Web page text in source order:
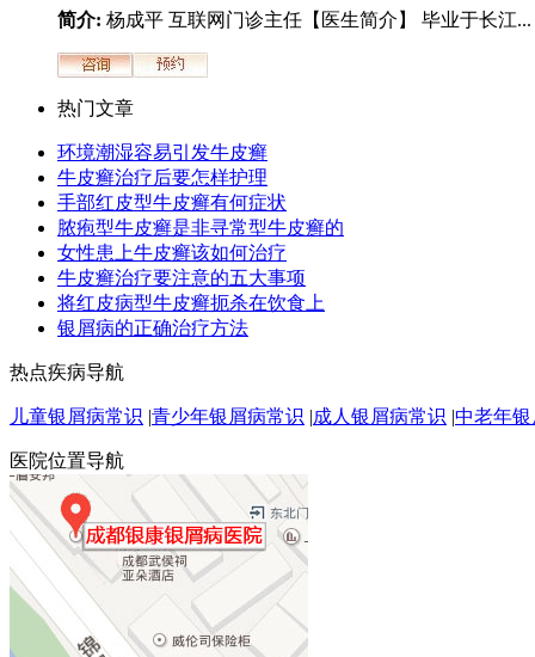
简介: 杨成平 互联网门诊主任【医生简介】 毕业于长江...
热门文章
环境潮湿容易引发牛皮癣
牛皮癣治疗后要怎样护理
手部红皮型牛皮癣有何症状
脓疱型牛皮癣是非寻常型牛皮癣的
女性患上牛皮癣该如何治疗
牛皮癣治疗要注意的五大事项
将红皮病型牛皮癣扼杀在饮食上
银屑病的正确治疗方法
热点疾病导航
儿童银屑病常识 |青少年银屑病常识 |成人银屑病常识 |中老年
医院位置导航